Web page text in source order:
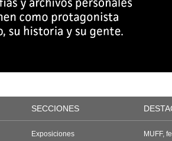
SECCIONES
Exposiciones
MUFF,